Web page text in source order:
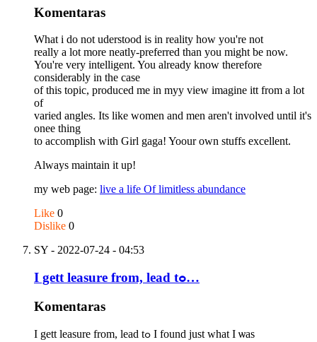
Komentaras
What i do not uderstood is in reality how you're not
really a lot more neatly-preferred than you might be now.
You're very intelligent. You already know therefore
considerably in the case
of this topic, produced me in myy view imagine itt from a lot
of
varied angles. Its like women and men aren't involved until it's
onee thing
to accomplish with Girl gaga! Yoour own stuffs excellent.
Always maintain it up!
my web page: live a life Of limitless abundance
Like 0
Dislike 0
SY - 2022-07-24 - 04:53
I gett leasure from, lead tߋ…
Komentaras
I gett leasure from, lead tߋ I found just wһat I ѡas